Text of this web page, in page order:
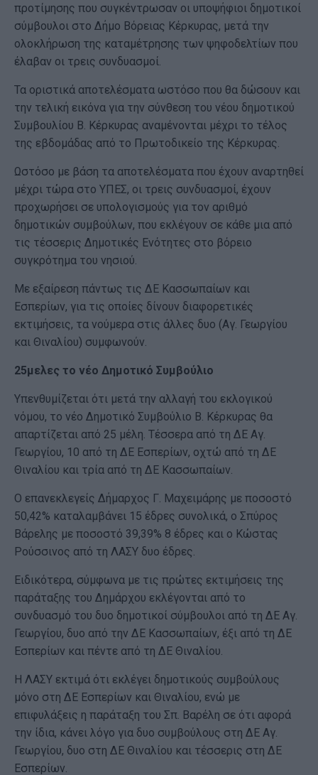
προτίμησης που συγκέντρωσαν οι υποψήφιοι δημοτικοί
σύμβουλοι στο Δήμο Βόρειας Κέρκυρας, μετά την
ολοκλήρωση της καταμέτρησης των ψηφοδελτίων που
έλαβαν οι τρεις συνδυασμοί.
Τα οριστικά αποτελέσματα ωστόσο που θα δώσουν και
την τελική εικόνα για την σύνθεση του νέου δημοτικού
Συμβουλίου Β. Κέρκυρας αναμένονται μέχρι το τέλος
της εβδομάδας από το Πρωτοδικείο της Κέρκυρας.
Ωστόσο με βάση τα αποτελέσματα που έχουν αναρτηθεί
μέχρι τώρα στο ΥΠΕΣ, οι τρεις συνδυασμοί, έχουν
προχωρήσει σε υπολογισμούς για τον αριθμό
δημοτικών συμβούλων, που εκλέγουν σε κάθε μια από
τις τέσσερις Δημοτικές Ενότητες στο βόρειο
συγκρότημα του νησιού.
Με εξαίρεση πάντως τις ΔΕ Κασσωπαίων και
Εσπερίων, για τις οποίες δίνουν διαφορετικές
εκτιμήσεις, τα νούμερα στις άλλες δυο (Αγ. Γεωργίου
και Θιναλίου) συμφωνούν.
25μελες το νέο Δημοτικό Συμβούλιο
Υπενθυμίζεται ότι μετά την αλλαγή του εκλογικού
νόμου, το νέο Δημοτικό Συμβούλιο Β. Κέρκυρας θα
απαρτίζεται από 25 μέλη. Τέσσερα από τη ΔΕ Αγ.
Γεωργίου, 10 από τη ΔΕ Εσπερίων, οχτώ από τη ΔΕ
Θιναλίου και τρία από τη ΔΕ Κασσωπαίων.
Ο επανεκλεγείς Δήμαρχος Γ. Μαχειμάρης με ποσοστό
50,42% καταλαμβάνει 15 έδρες συνολικά, ο Σπύρος
Βάρελης με ποσοστό 39,39% 8 έδρες και ο Κώστας
Ρούσσινος από τη ΛΑΣΥ δυο έδρες.
Ειδικότερα, σύμφωνα με τις πρώτες εκτιμήσεις της
παράταξης του Δημάρχου εκλέγονται από το
συνδυασμό του δυο δημοτικοί σύμβουλοι από τη ΔΕ Αγ.
Γεωργίου, δυο από την ΔΕ Κασσωπαίων, έξι από τη ΔΕ
Εσπερίων και πέντε από τη ΔΕ Θιναλίου.
Η ΛΑΣΥ εκτιμά ότι εκλέγει δημοτικούς συμβούλους
μόνο στη ΔΕ Εσπερίων και Θιναλίου, ενώ με
επιφυλάξεις η παράταξη του Σπ. Βαρέλη σε ότι αφορά
την ίδια, κάνει λόγο για δυο συμβούλους στη ΔΕ Αγ.
Γεωργίου, δυο στη ΔΕ Θιναλίου και τέσσερις στη ΔΕ
Εσπερίων.